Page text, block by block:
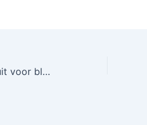
De vlaggetjes mogen uit voor blokje 9